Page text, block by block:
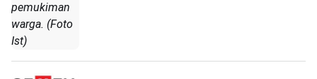
pemukiman
warga. (Foto
Ist)